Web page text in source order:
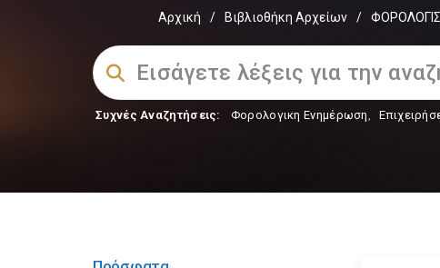
Αρχική / Βιβλιοθήκη Αρχείων /
Συχνές Αναζητήσεις: Φορολογικη Ενημέρωση,